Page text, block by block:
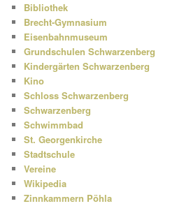
Bibliothek
Brecht-Gymnasium
Eisenbahnmuseum
Grundschulen Schwarzenberg
Kindergärten Schwarzenberg
Kino
Schloss Schwarzenberg
Schwarzenberg
Schwimmbad
St. Georgenkirche
Stadtschule
Vereine
Wikipedia
Zinnkammern Pöhla